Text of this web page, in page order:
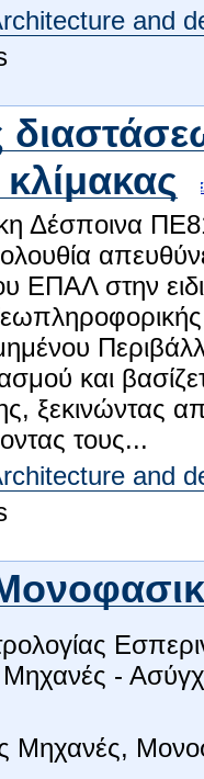
and
Δέσποινα
ΕΠΑΛ στην
και
ξεκινώντας
τους...
and
Μηχανές -
Μηχανές,